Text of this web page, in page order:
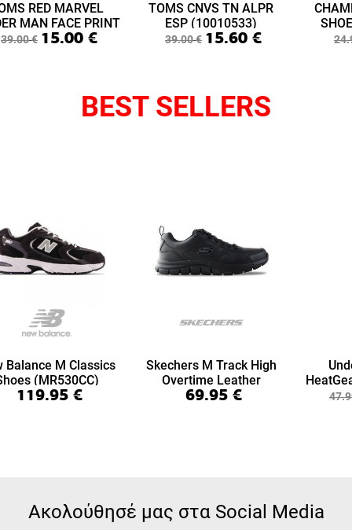
RED MARVEL
MAN FACE PRINT
LIME LAYETTE
39.00€ 15.00 €
TOMS CNVS TN ALPR
ESP (10010533)
39.00€ 15.60 €
BEST SELLERS
Balance M Classics
(MR530CC)
119.95 €
Skechers M Track High
Overtime Leather
(999894-BBK)
69.95 €
7/8
Ακολούθησέ μας στα Social Media